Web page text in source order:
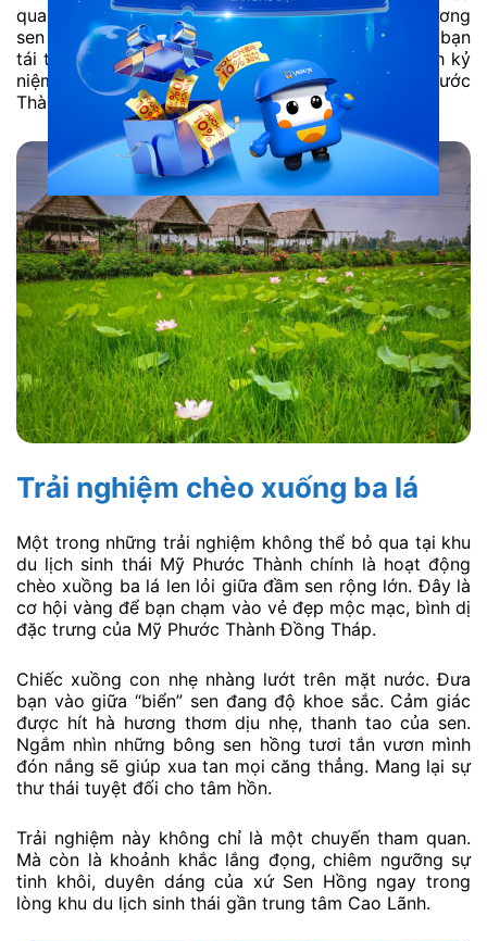
qua những bông lúa nặng trĩu, thoang thoảng hương
sen dịu nhẹ. Đây chính là trải nghiệm tuyệt vời để bạn
tái tạo năng lượng và sáng tạo nên những bức ảnh kỷ
niệm tuyệt đẹp tại khu du lịch sinh thái Mỹ Phước
Thành.
Trải nghiệm chèo xuống ba lá
Một trong những trải nghiệm không thể bỏ qua tại khu
du lịch sinh thái Mỹ Phước Thành chính là hoạt động
chèo xuồng ba lá len lỏi giữa đầm sen rộng lớn. Đây là
cơ hội vàng để bạn chạm vào vẻ đẹp mộc mạc, bình dị
đặc trưng của Mỹ Phước Thành Đồng Tháp.
Chiếc xuồng con nhẹ nhàng lướt trên mặt nước. Đưa
bạn vào giữa “biển” sen đang độ khoe sắc. Cảm giác
được hít hà hương thơm dịu nhẹ, thanh tao của sen.
Ngắm nhìn những bông sen hồng tươi tắn vươn mình
đón nắng sẽ giúp xua tan mọi căng thẳng. Mang lại sự
thư thái tuyệt đối cho tâm hồn.
Trải nghiệm này không chỉ là một chuyến tham quan.
Mà còn là khoảnh khắc lắng đọng, chiêm ngưỡng sự
tinh khôi, duyên dáng của xứ Sen Hồng ngay trong
lòng khu du lịch sinh thái gần trung tâm Cao Lãnh.